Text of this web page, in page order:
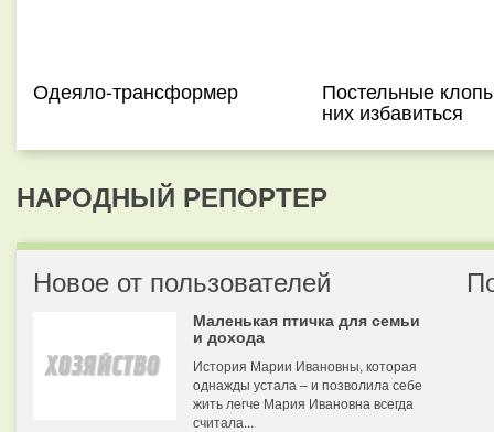
Одеяло-трансформер Постельные
них избавиться
НАРОДНЫЙ РЕПОРТЕР
Новое от пользователей
Маленькая птичка для семьи
и дохода
История Марии Ивановны, которая
однажды устала – и позволила себе
жить легче Мария Ивановна всегда
считала...